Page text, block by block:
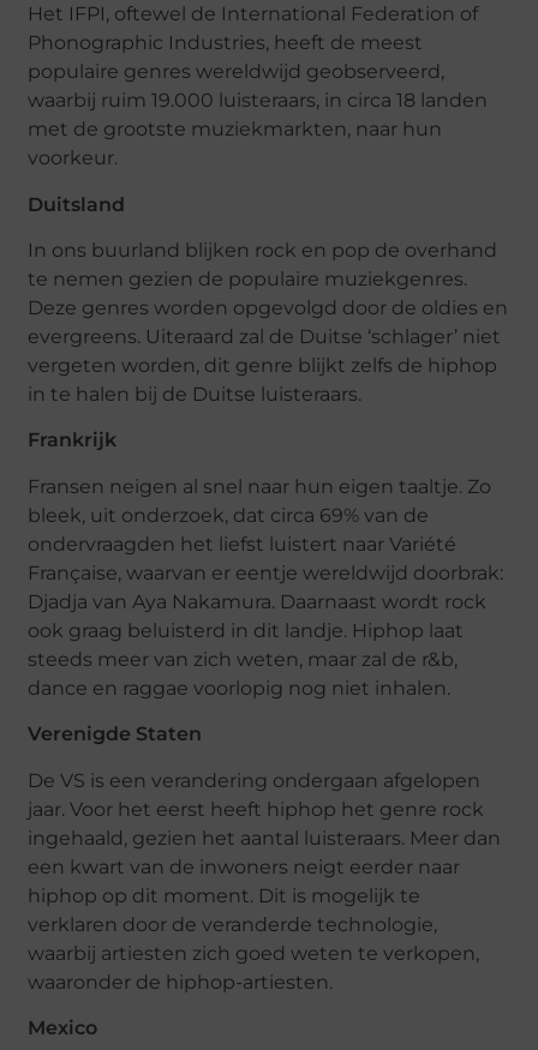
Het IFPI, oftewel de International Federation of
Phonographic Industries, heeft de meest
populaire genres wereldwijd geobserveerd,
waarbij ruim 19.000 luisteraars, in circa 18 landen
met de grootste muziekmarkten, naar hun
voorkeur.
Duitsland
In ons buurland blijken rock en pop de overhand
te nemen gezien de populaire muziekgenres.
Deze genres worden opgevolgd door de oldies en
evergreens. Uiteraard zal de Duitse ‘schlager’ niet
vergeten worden, dit genre blijkt zelfs de hiphop
in te halen bij de Duitse luisteraars.
Frankrijk
Fransen neigen al snel naar hun eigen taaltje. Zo
bleek, uit onderzoek, dat circa 69% van de
ondervraagden het liefst luistert naar Variété
Française, waarvan er eentje wereldwijd doorbrak:
Djadja van Aya Nakamura. Daarnaast wordt rock
ook graag beluisterd in dit landje. Hiphop laat
steeds meer van zich weten, maar zal de r&b,
dance en raggae voorlopig nog niet inhalen.
Verenigde Staten
De VS is een verandering ondergaan afgelopen
jaar. Voor het eerst heeft hiphop het genre rock
ingehaald, gezien het aantal luisteraars. Meer dan
een kwart van de inwoners neigt eerder naar
hiphop op dit moment. Dit is mogelijk te
verklaren door de veranderde technologie,
waarbij artiesten zich goed weten te verkopen,
waaronder de hiphop-artiesten.
Mexico